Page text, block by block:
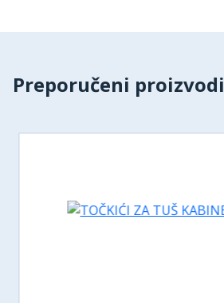
Preporučeni proizvodi